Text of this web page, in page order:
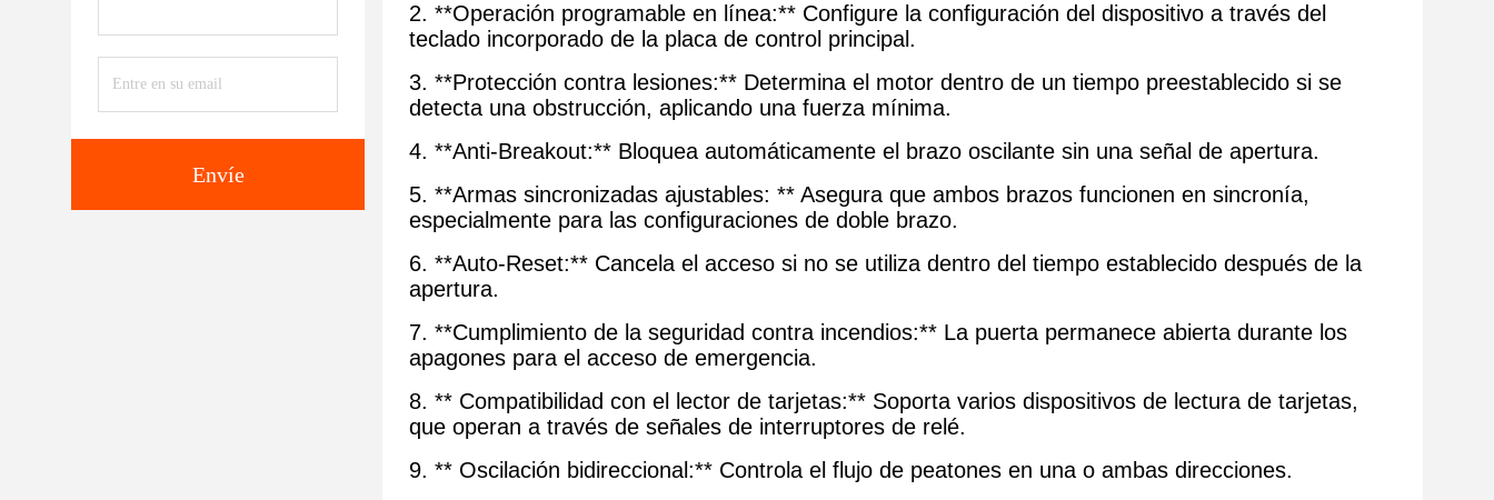
Envíe
2. **Operación programable en línea:** Configure la configuración del dispositivo a través del
teclado incorporado de la placa de control principal.
3. **Protección contra lesiones:** Determina el motor dentro de un tiempo preestablecido si se
detecta una obstrucción, aplicando una fuerza mínima.
4. **Anti-Breakout:** Bloquea automáticamente el brazo oscilante sin una señal de apertura.
5. **Armas sincronizadas ajustables: ** Asegura que ambos brazos funcionen en sincronía,
especialmente para las configuraciones de doble brazo.
6. **Auto-Reset:** Cancela el acceso si no se utiliza dentro del tiempo establecido después de la
apertura.
7. **Cumplimiento de la seguridad contra incendios:** La puerta permanece abierta durante los
apagones para el acceso de emergencia.
8. ** Compatibilidad con el lector de tarjetas:** Soporta varios dispositivos de lectura de tarjetas,
que operan a través de señales de interruptores de relé.
9. ** Oscilación bidireccional:** Controla el flujo de peatones en una o ambas direcciones.